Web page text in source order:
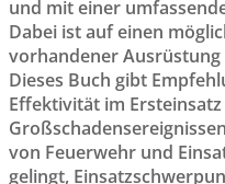
und mit einer
Dabei ist auf einen
vorhandener
Dieses Buch gibt
Effektivität im
von Feuerwehr und
gelingt,